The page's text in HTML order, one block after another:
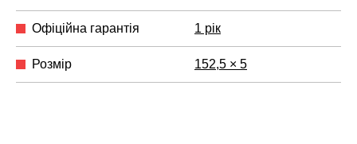
Офіційна гарантія 1 рік
Розмір 152,5 × 5